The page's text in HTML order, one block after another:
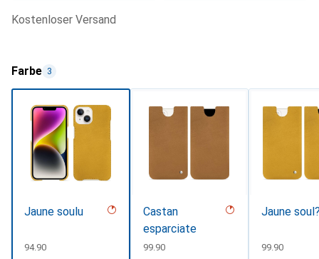
kostenloser Versand
Farbe 3
Jaune soulu
CHF
94.90
Castan
esparciate
CHF
99.90
Jaune
CHF
99.90